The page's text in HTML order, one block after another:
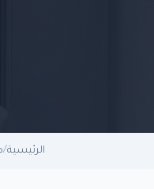
الرئيسية/